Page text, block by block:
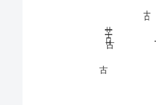
古
古
古